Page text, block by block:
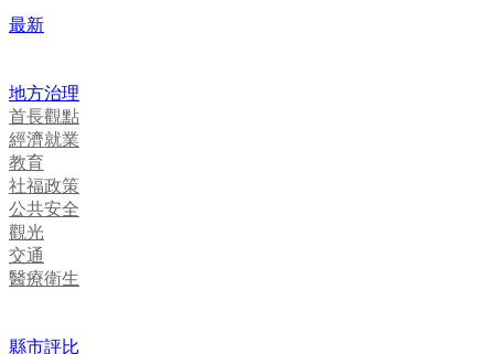
最新
地方治理
首長觀點
經濟就業
教育
社福政策
公共安全
觀光
交通
醫療衛生
縣市評比